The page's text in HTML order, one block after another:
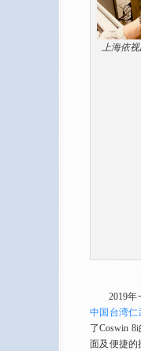
上海依视
2019年
中国台湾仁
了Coswin
面及便捷的